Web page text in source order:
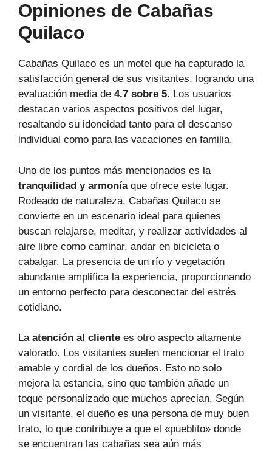
Opiniones de Cabañas
Quilaco
Cabañas Quilaco es un motel que ha capturado la
satisfacción general de sus visitantes, logrando una
evaluación media de 4.7 sobre 5. Los usuarios
destacan varios aspectos positivos del lugar,
resaltando su idoneidad tanto para el descanso
individual como para las vacaciones en familia.
Uno de los puntos más mencionados es la
tranquilidad y armoníaque ofrece este lugar.
Rodeado de naturaleza, Cabañas Quilaco se
convierte en un escenario ideal para quienes
buscan relajarse, meditar, y realizar actividades al
aire libre como caminar, andar en bicicleta o
cabalgar. La presencia de un río y vegetación
abundante amplifica la experiencia, proporcionando
un entorno perfecto para desconectar del estrés
cotidiano.
La atención al cliente es otro aspecto altamente
valorado. Los visitantes suelen mencionar el trato
amable y cordial de los dueños. Esto no solo
mejora la estancia, sino que también añade un
toque personalizado que muchos aprecian. Según
un visitante, el dueño es una persona de muy buen
trato, lo que contribuye a que el «pueblito» donde
se encuentran las cabañas sea aún más